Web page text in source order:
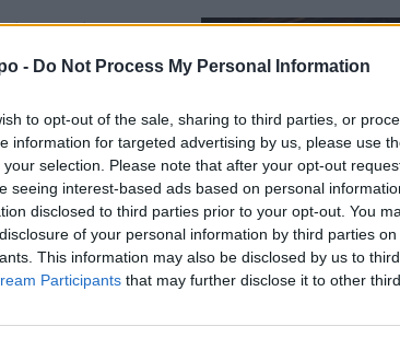
- Do Not Process My Personal Information
to opt-out of the sale, sharing to third parties, or
information for targeted advertising by us, please use
your selection. Please note that after your opt-out
seeing interest-based ads based on personal
disclosed to third parties prior to your opt-out. You
of your personal information by third parties on
This information may also be disclosed by us to
Participants that may further disclose it to other
spaventano